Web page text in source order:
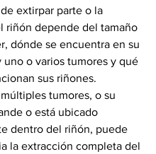
extirpar parte o la
riñón depende del tamaño
dónde se encuentra en su
uno o varios tumores y qué
sus riñones.
tumores, o su
o está ubicado
dentro del riñón, puede
la extracción completa del